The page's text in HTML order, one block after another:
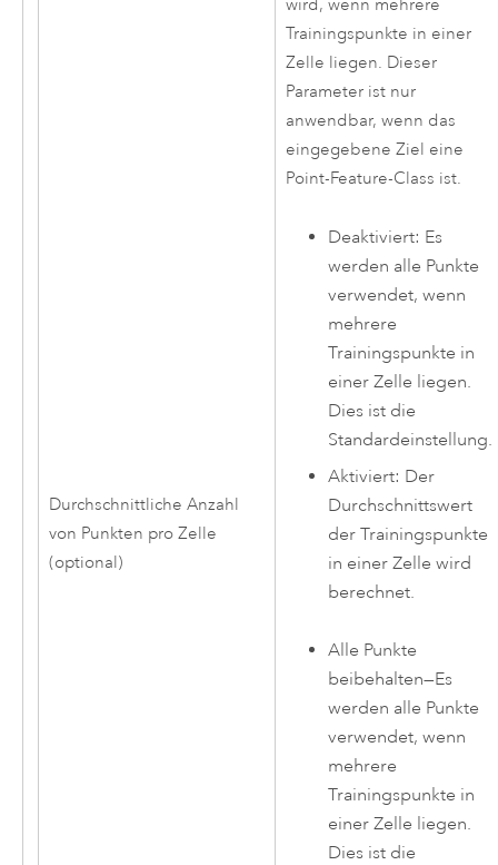
Durchschnittliche Anzahl
von Punkten pro Zelle
(optional)
wird, wenn mehrere
Trainingspunkte in einer
Zelle liegen. Dieser
Parameter ist nur
anwendbar, wenn das
eingegebene Ziel eine
Point-Feature-Class ist.
Deaktiviert: Es
werden alle Punkte
verwendet, wenn
mehrere
Trainingspunkte in
einer Zelle liegen.
Dies ist die
Standardeinstellung.
Aktiviert: Der
Durchschnittswert
der Trainingspunkte
in einer Zelle wird
berechnet.
Alle Punkte
beibehalten—Es
werden alle Punkte
verwendet, wenn
mehrere
Trainingspunkte in
einer Zelle liegen.
Dies ist die